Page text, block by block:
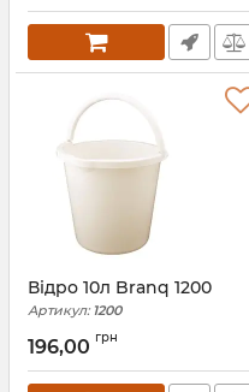
Відро 10л Branq 1200
Артикул: 1200
196,00 грн